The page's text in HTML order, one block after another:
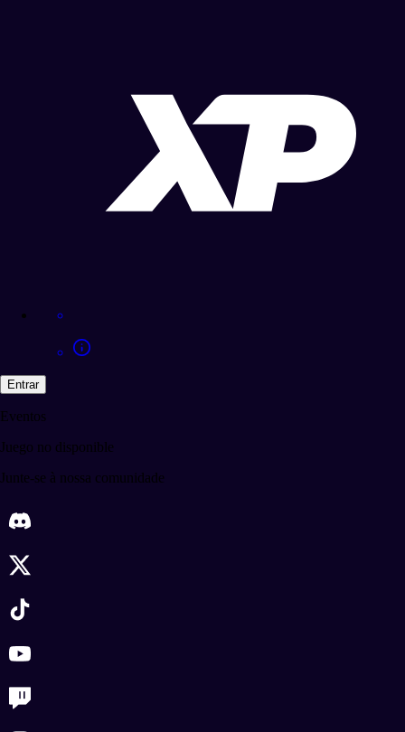
Entrar
Eventos
Juego no disponible
Junte-se à nossa comunidade